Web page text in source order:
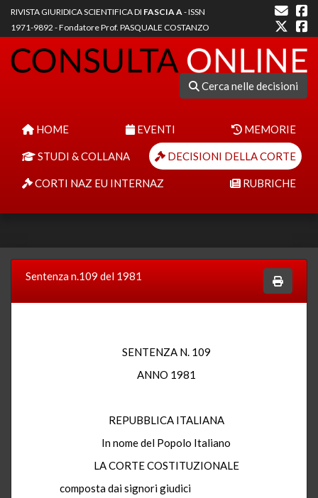
RIVISTA GIURIDICA SCIENTIFICA DI FASCIA A- ISSN
1971-9892 - Fondatore Prof. PASQUALE COSTANZO
Cerca nelle decisioni
HOME EVENTI MEMORIE
STUDI & COLLANA DECISIONI DELLA CORTE
CORTI NAZ EU INTERNAZ RUBRICHE
Sentenza n.109 del 1981
SENTENZA N. 109
ANNO 1981
REPUBBLICA ITALIANA
In nome del Popolo Italiano
LA CORTE COSTITUZIONALE
composta dai signori giudici